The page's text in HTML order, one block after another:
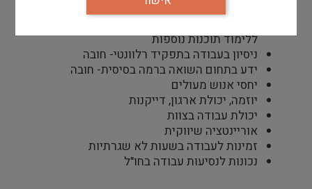
עברית ברמה טובה- חובה
ללימוד תוכנות נוספות
ניסיון בעבודה בתפקיד רלוונטי- חובה
ידע בתחום השואה ברמה בסיסית- חובה
יחסי אנוש מעולים
יוזמה, יכולת ארגון, דייקנות
יכולת עבודה בצוות
אוריינטציה שיווקית
זמינות לעבודה בשעות לא שגרתיות
נכונות לנסיעות עבודה בחו"ל